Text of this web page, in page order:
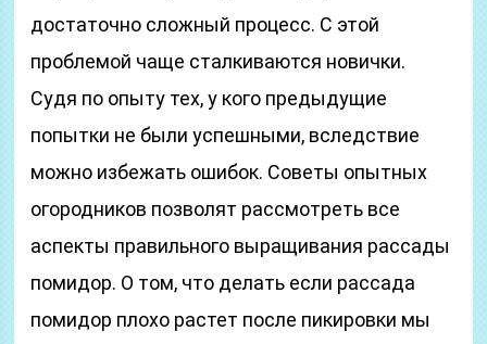
достаточно сложный процесс. С этой
проблемой чаще сталкиваются новички.
Судя по опыту тех, у кого предыдущие
попытки не были успешными, вследствие
можно избежать ошибок. Советы опытных
огородников позволят рассмотреть все
аспекты правильного выращивания рассады
помидор. О том, что делать если рассада
помидор плохо растет после пикировки мы